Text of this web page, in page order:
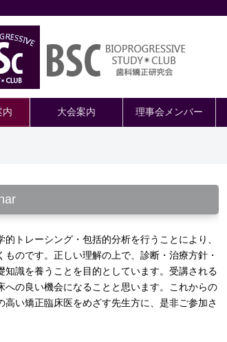
内 大会案内 理事会メンバー
トレーシング・包括的分析を行うことにより、
のです。正しい理解の上で、診断・治療方針・
識を養うことを目的としています。受講される
の良い機会になることと思います。これからの
い矯正臨床医をめざす先生方に、是非ご参加さ